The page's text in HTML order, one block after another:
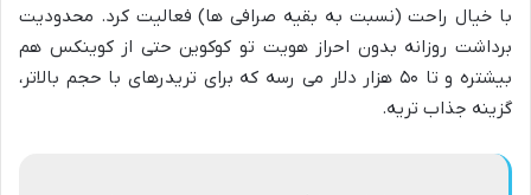
با خیال راحت (نسبت به بقیه صرافی ها) فعالیت کرد. محدودیت
برداشت روزانه بدون احراز هویت تو کوکوین حتی از کوینکس هم
بیشتره و تا ۵۰ هزار دلار می رسه که برای تریدرهای با حجم بالاتر،
گزینه جذاب تریه.